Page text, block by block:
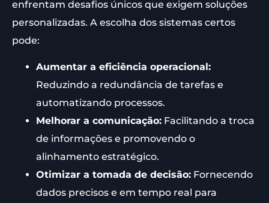
enfrentam desafios únicos que exigem soluções
personalizadas. A escolha dos sistemas certos
pode:
Aumentar a eficiência operacional:
Reduzindo a redundância de tarefas e
automatizando processos.
Melhorar a comunicação: Facilitando a troca
de informações e promovendo o
alinhamento estratégico.
Otimizar a tomada de decisão: Fornecendo
dados precisos e em tempo real para